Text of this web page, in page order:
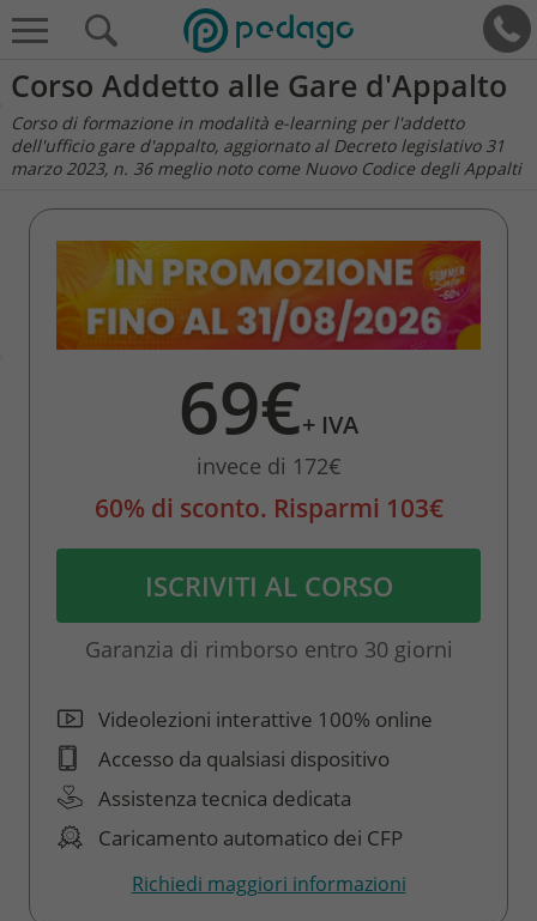
Corso Addetto alle Gare d'Appalto
Corso di formazione in modalità e-learning per l'addetto
dell'ufficio gare d'appalto, aggiornato al Decreto legislativo 31
marzo 2023, n. 36 meglio noto come Nuovo Codice degli Appalti
69€+ IVA
invece di 172€
60% di sconto. Risparmi 103€
ISCRIVITI AL CORSO
Garanzia di rimborso entro 30 giorni
Videolezioni interattive 100% online
Accesso da qualsiasi dispositivo
Assistenza tecnica dedicata
Caricamento automatico dei CFP
Richiedi maggiori informazioni